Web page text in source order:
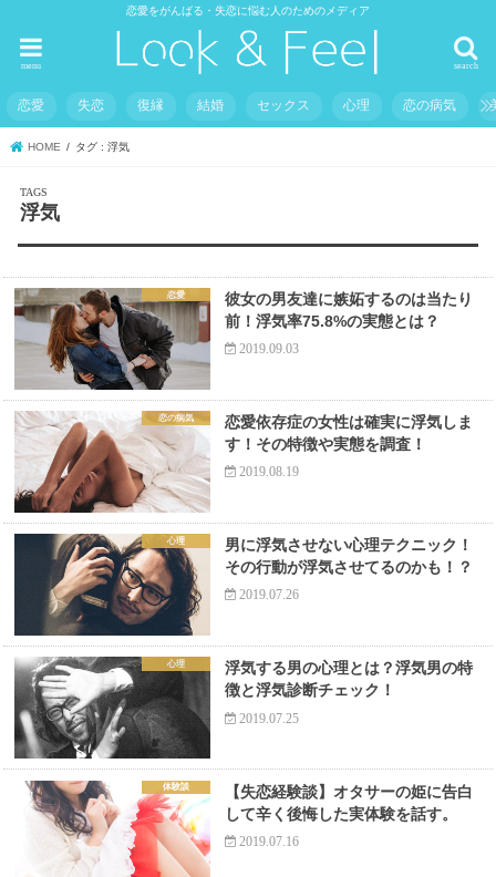
恋愛をがんばる・失恋に悩む人のためのメディア
search
menu
恋愛 失恋 復縁 結婚 セックス 心理 恋の病気
HOME タグ : 浮気
浮気
恋愛
彼女の男友達に嫉妬するのは当たり
前！浮気率75.8%の実態とは？
2019.09.03
恋の病気
恋愛依存症の女性は確実に浮気しま
す！その特徴や実態を調査！
2019.08.19
心理
男に浮気させない心理テクニック！
その行動が浮気させてるのかも！？
2019.07.26
心理
浮気する男の心理とは？浮気男の特
徴と浮気診断チェック！
2019.07.25
体験談
【失恋経験談】オタサーの姫に告白
して辛く後悔した実体験を話す。
2019.07.16